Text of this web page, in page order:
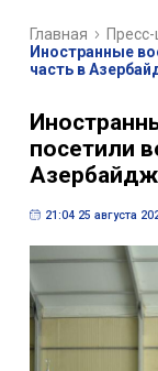
Главная
Иностранные
часть в
посетили
21:04 25 августа